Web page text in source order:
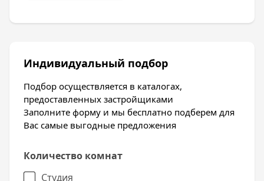
Индивидуальный подбор
Подбор осуществляется в каталогах,
предоставленных застройщиками
Заполните форму и мы бесплатно подберем для
Вас самые выгодные предложения
Количество комнат
Студия